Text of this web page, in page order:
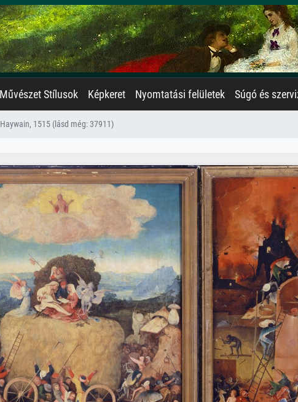
Művészet Stílusok Képkeret Nyomtatási felületek Súgó és
Haywain, 1515 (lásd még: 37911)